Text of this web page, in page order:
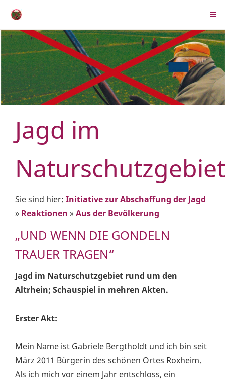
Jagd im
Naturschutzgebiet
Sie sind hier: Initiative zur Abschaffung der Jagd
» Reaktionen »Aus der Bevölkerung
„UND WENN DIE GONDELN
TRAUER TRAGEN“
Jagd im Naturschutzgebiet rund um den
Altrhein; Schauspiel in mehren Akten.
Erster Akt:
Mein Name ist Gabriele Bergtholdt und ich bin seit
März 2011 Bürgerin des schönen Ortes Roxheim.
Als ich mich vor einem Jahr entschloss, ein